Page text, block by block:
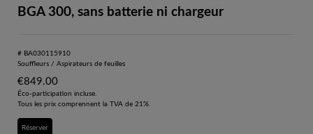
BGA 300, sans batterie ni chargeur
# BA030115910
Souffleurs / Aspirateurs de feuilles
€849.00
Éco-participation incluse.
Tous les prix comprennent la TVA de 21%.
Réserver